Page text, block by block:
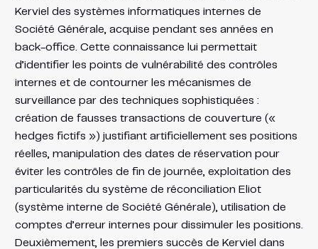
Kerviel des systèmes informatiques internes de
Société Générale, acquise pendant ses années en
back-office. Cette connaissance lui permettait
d’identifier les points de vulnérabilité des contrôles
internes et de contourner les mécanismes de
surveillance par des techniques sophistiquées :
création de fausses transactions de couverture («
hedges fictifs ») justifiant artificiellement ses positions
réelles, manipulation des dates de réservation pour
éviter les contrôles de fin de journée, exploitation des
particularités du système de réconciliation Eliot
(système interne de Société Générale), utilisation de
comptes d’erreur internes pour dissimuler les positions.
Deuxièmement, les premiers succès de Kerviel dans